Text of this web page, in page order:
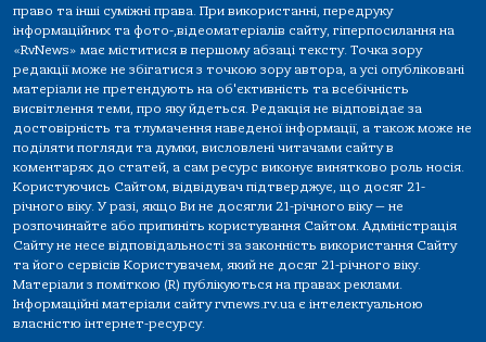
право та інші суміжні права. При використанні, передруку
інформаційних та фото-,відеоматеріалів сайту, гіперпосилання на
«RvNews» має міститися в першому абзаці тексту. Точка зору
редакції може не збігатися з точкою зору автора, а усі опубліковані
матеріали не претендують на об'єктивність та всебічність
висвітлення теми, про яку йдеться. Редакція не відповідає за
достовірність та тлумачення наведеної інформації, а також може не
поділяти погляди та думки, висловлені читачами сайту в
коментарях до статей, а сам ресурс виконує винятково роль носія.
Користуючись Сайтом, відвідувач підтверджує, що досяг 21-
річного віку. У разі, якщо Ви не досягли 21-річного віку — не
розпочинайте або припиніть користування Сайтом. Адміністрація
Сайту не несе відповідальності за законність використання Сайту
та його сервісів Користувачем, який не досяг 21-річного віку.
Матеріали з поміткою (R) публікуються на правах реклами.
Інформаційні матеріали сайту rvnews.rv.ua є інтелектуальною
власністю інтернет-ресурсу.